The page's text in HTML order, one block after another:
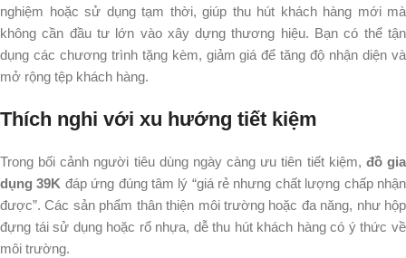
nghiệm hoặc sử dụng tạm thời, giúp thu hút khách hàng mới mà
không cần đầu tư lớn vào xây dựng thương hiệu. Bạn có thể tận
dụng các chương trình tặng kèm, giảm giá để tăng độ nhận diện và
mở rộng tệp khách hàng.​
Thích nghi với xu hướng tiết kiệm
Trong bối cảnh người tiêu dùng ngày càng ưu tiên tiết kiệm, đồ gia
dụng 39K đáp ứng đúng tâm lý “giá rẻ nhưng chất lượng chấp nhận
được”. Các sản phẩm thân thiện môi trường hoặc đa năng, như hộp
đựng tái sử dụng hoặc rổ nhựa, dễ thu hút khách hàng có ý thức về
môi trường.​